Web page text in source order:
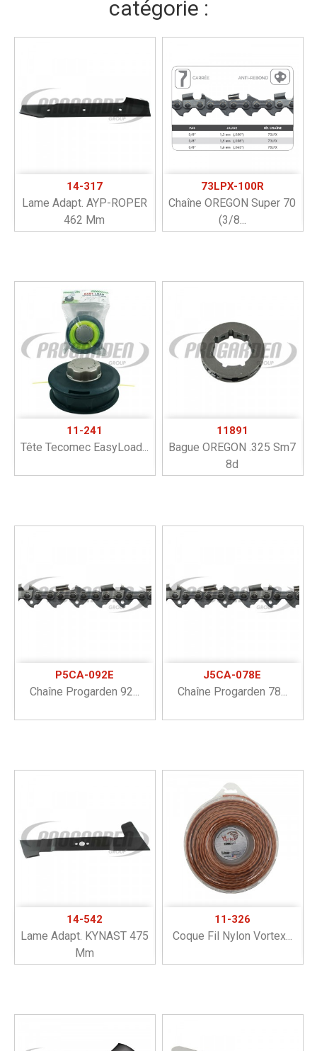
catégorie :
14-317
Lame Adapt. AYP-ROPER
462 Mm
73LPX-100R
Chaîne OREGON Super 70
(3/8...
11-241
Tête Tecomec EasyLoad...
11891
Bague OREGON .325 Sm7
8d
P5CA-092E
Chaîne Progarden 92...
J5CA-078E
Chaîne Progarden 78...
14-542
Lame Adapt. KYNAST 475
Mm
11-326
Coque Fil Nylon Vortex...